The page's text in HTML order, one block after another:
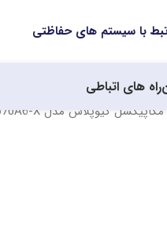
راه های اتباطی